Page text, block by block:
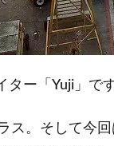
ー「Yuji」です
ス。そして今